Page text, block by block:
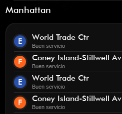
Manhattan
E World Trade Ctr
Buen servicio
F Coney Island-Stillwell Av
Buen servicio
E World Trade Ctr
Buen servicio
F Coney Island-Stillwell Av
Buen servicio